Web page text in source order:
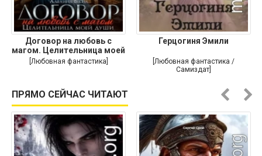
Договор на любовь с
магом. Целительница моей
души
[Любовная фантастика]
Герцогиня Эмили
[Любовная фантастика /
Самиздат]
ПРЯМО СЕЙЧАС ЧИТАЮТ